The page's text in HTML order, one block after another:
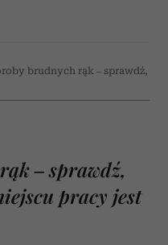
brudnych rąk – sprawdź,
– sprawdź,
pracy jest